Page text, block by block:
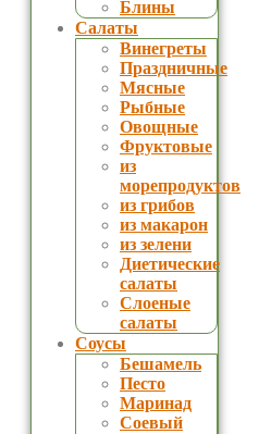
Блины
Салаты
Винегреты
Праздничные
Мясные
Рыбные
Овощные
Фруктовые
из
морепродуктов
из грибов
из макарон
из зелени
Диетические
салаты
Слоеные
салаты
Соусы
Бешамель
Песто
Маринад
Соевый